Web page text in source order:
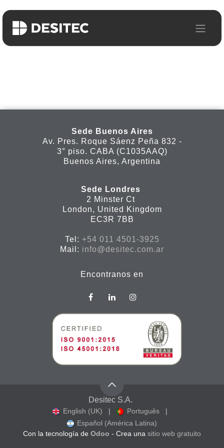
Sede Buenos Aires
Av. Pres. Roque Sáenz Peña 832 -
3° piso. CABA (C1035AAQ)
Buenos Aires, Argentina
Sede Londres
2 Minster Ct
London, United Kingdom
EC3R 7BB
Tel: +54 011 4501-3925
Mail: info@desitec.com.ar
Encontranos en
Desitec S.A.
English (UK) | Português
|
Español (América Latina)
Con la tecnología de Odoo - Crea una sitio web gratuito